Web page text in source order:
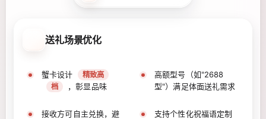
送礼场景优化
蟹卡设计
精致高
档
，彰显品味
高额型号（如"2688
型"）满足体面送礼需求
接收方可自主兑换，避
支持个性化祝福语定制